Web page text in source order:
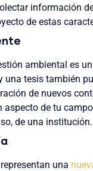
información
de estas
ambiental es
una tesis también
de nuevos
aspecto de tu
de una institución.
una